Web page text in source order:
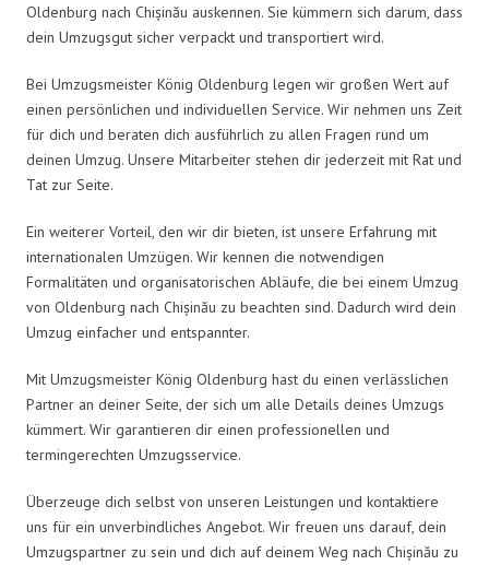
Oldenburg nach Chișinău auskennen. Sie kümmern sich darum, dass
dein Umzugsgut sicher verpackt und transportiert wird.
Bei Umzugsmeister König Oldenburg legen wir großen Wert auf
einen persönlichen und individuellen Service. Wir nehmen uns Zeit
für dich und beraten dich ausführlich zu allen Fragen rund um
deinen Umzug. Unsere Mitarbeiter stehen dir jederzeit mit Rat und
Tat zur Seite.
Ein weiterer Vorteil, den wir dir bieten, ist unsere Erfahrung mit
internationalen Umzügen. Wir kennen die notwendigen
Formalitäten und organisatorischen Abläufe, die bei einem Umzug
von Oldenburg nach Chișinău zu beachten sind. Dadurch wird dein
Umzug einfacher und entspannter.
Mit Umzugsmeister König Oldenburg hast du einen verlässlichen
Partner an deiner Seite, der sich um alle Details deines Umzugs
kümmert. Wir garantieren dir einen professionellen und
termingerechten Umzugsservice.
Überzeuge dich selbst von unseren Leistungen und kontaktiere
uns für ein unverbindliches Angebot. Wir freuen uns darauf, dein
Umzugspartner zu sein und dich auf deinem Weg nach Chișinău zu